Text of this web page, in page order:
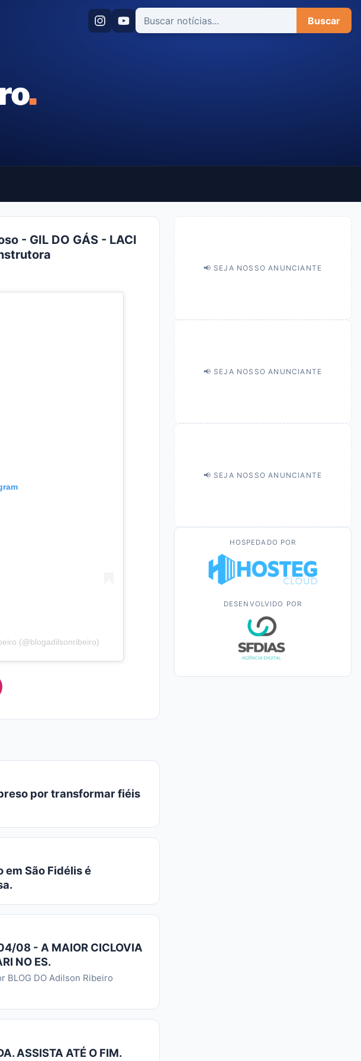
Buscar
- GIL DO GÁS - LACI
(@blogadilsonribeiro)
por transformar fiéis
São Fidélis é
08 - A MAIOR CICLOVIA
NO ES.
BLOG DO Adilson Ribeiro
ASSISTA ATÉ O FIM.
📢 SEJA NOSSO ANUNCIANTE
📢 SEJA NOSSO ANUNCIANTE
📢 SEJA NOSSO ANUNCIANTE
HOSPEDADO POR
DESENVOLVIDO POR